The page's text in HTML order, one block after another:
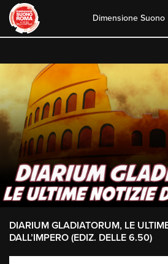
content
Dimensione Suono
DIARIUM GLADIATORUM, LE
DALL’IMPERO (EDIZ. DELLE 6.50)